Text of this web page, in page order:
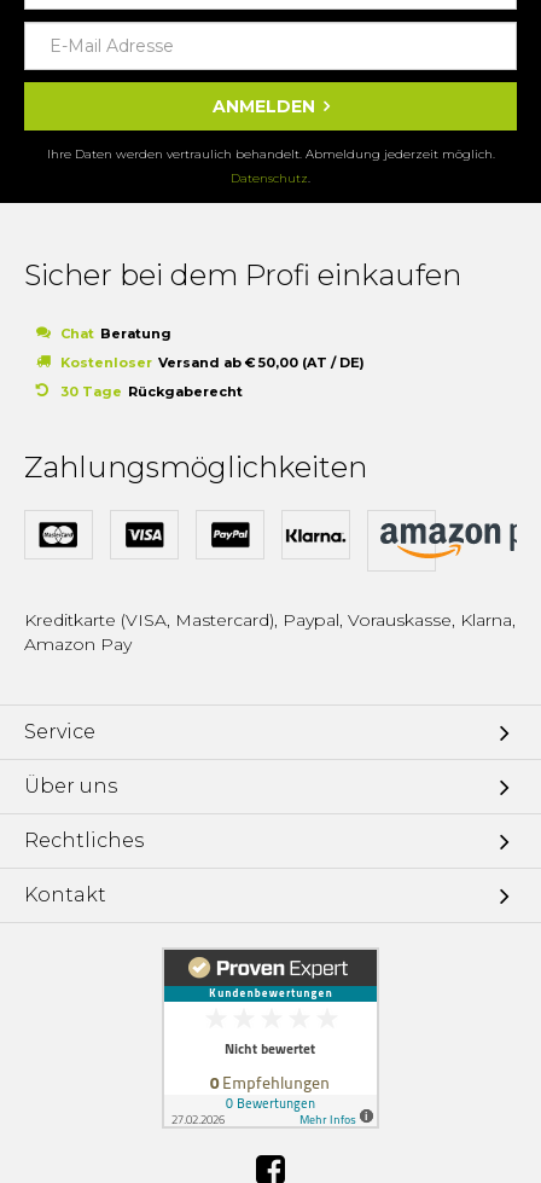
ANMELDEN
Ihre Daten werden vertraulich behandelt. Abmeldung jederzeit möglich.
Datenschutz
Sicher bei dem Profi einkaufen
Chat Beratung
Kostenloser Versand ab € 50,00 (AT / DE)
30 Tage Rückgaberecht
Zahlungsmöglichkeiten
Kreditkarte (VISA, Mastercard), Paypal, Vorauskasse, Klarna,
Amazon Pay
Service
Über uns
Rechtliches
Kontakt